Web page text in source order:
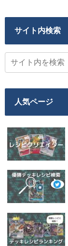
サイト内検索
人気ページ